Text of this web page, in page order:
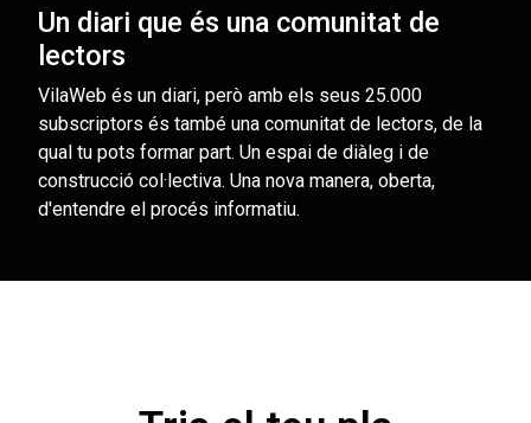
Un diari que és una comunitat de
lectors
VilaWeb és un diari, però amb els seus 25.000
subscriptors és també una comunitat de lectors, de la
qual tu pots formar part. Un espai de diàleg i de
construcció col·lectiva. Una nova manera, oberta,
d'entendre el procés informatiu.